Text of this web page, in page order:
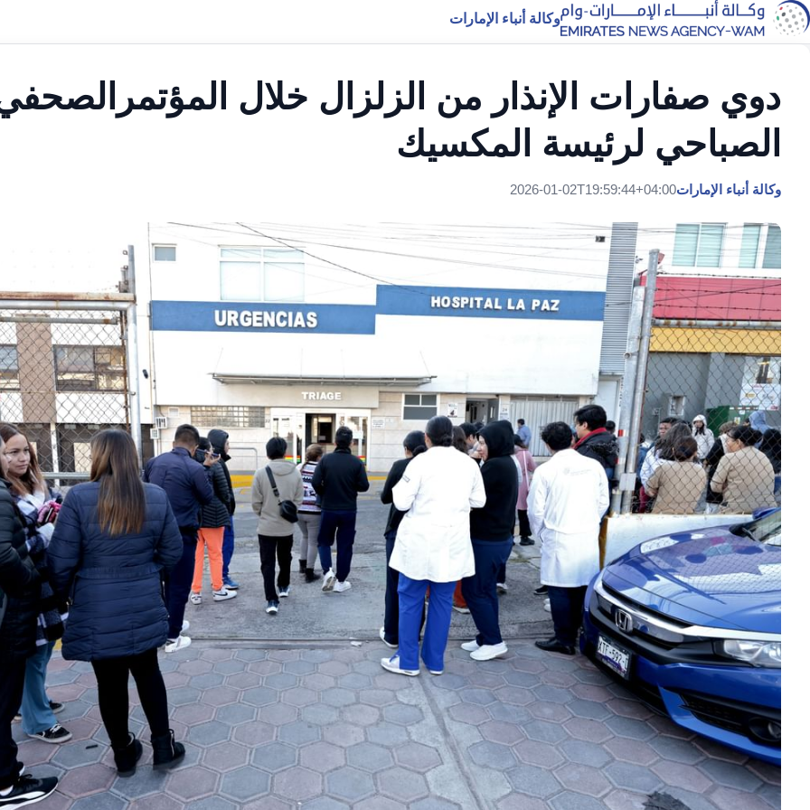
وكالة أنباء الإمارات
دوي صفارات الإنذار من الزلزال خلال
الصباحي لرئيسة المكسيك
وكالة أنباء الإمارات2026-01-02T19:59:44+04:00